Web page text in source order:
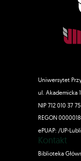
Uniwersytet
ul. Akademicka
NIP 712 010 37 75
REGON
ePUAP: /UP-
Kontakt
Biblioteka